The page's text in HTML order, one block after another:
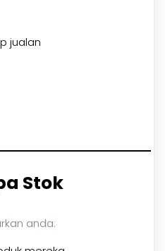
jualan
Stok
anda: